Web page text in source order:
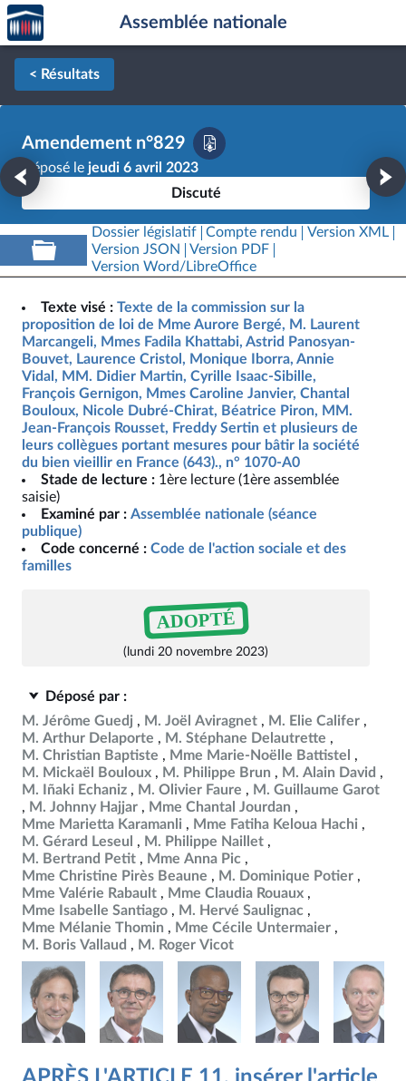
Aller au contenu
Aller en bas de la page
Accèder
à la
page
d'accueil
Assemblée nationale
< Résultats
Amendement n°829
Déposé le jeudi 6 avril 2023
Discuté
Dossier législatif Compte rendu
Version XML
Version JSON
Version PDF
Version Word/LibreOffice
Texte visé : Texte de la commission sur la
proposition de loi de Mme Aurore Bergé, M. Laurent
Marcangeli, Mmes Fadila Khattabi, Astrid Panosyan-
Bouvet, Laurence Cristol, Monique Iborra, Annie
Vidal, MM. Didier Martin, Cyrille Isaac-Sibille,
François Gernigon, Mmes Caroline Janvier, Chantal
Bouloux, Nicole Dubré-Chirat, Béatrice Piron, MM.
Jean-François Rousset, Freddy Sertin et plusieurs de
leurs collègues portant mesures pour bâtir la société
du bien vieillir en France (643)., n° 1070-A0
Stade de lecture : 1ère lecture (1ère assemblée
saisie)
Examiné par : Assemblée nationale (séance
publique)
Code concerné : Code de l'action sociale et des
familles
ADOPTÉ
(lundi 20 novembre 2023)
Déposé par :
M. Jérôme Guedj
M. Joël Aviragnet
M. Elie Califer
M. Arthur Delaporte
M. Stéphane Delautrette
M. Christian Baptiste
Mme Marie-Noëlle Battistel
M. Mickaël Bouloux
M. Philippe Brun
M. Alain David
M. Iñaki Echaniz
M. Olivier Faure
M. Guillaume Garot
M. Johnny Hajjar
Mme Chantal Jourdan
Mme Marietta Karamanli
Mme Fatiha Keloua Hachi
M. Gérard Leseul
M. Philippe Naillet
M. Bertrand Petit
Mme Anna Pic
Mme Christine Pirès Beaune
M. Dominique Potier
Mme Valérie Rabault
Mme Claudia Rouaux
Mme Isabelle Santiago
M. Hervé Saulignac
Mme Mélanie Thomin
Mme Cécile Untermaier
M. Boris Vallaud
M. Roger Vicot